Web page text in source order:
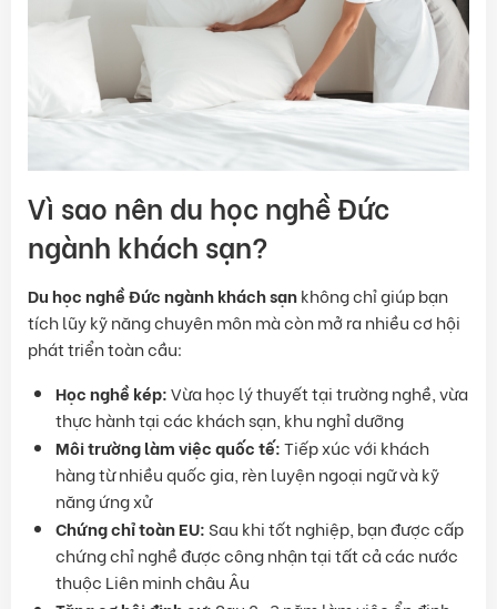
Vì sao nên du học nghề Đức
ngành khách sạn?
Du học nghề Đức ngành khách sạnkhông chỉ giúp bạn
tích lũy kỹ năng chuyên môn mà còn mở ra nhiều cơ hội
phát triển toàn cầu:
Học nghề kép:Vừa học lý thuyết tại trường nghề, vừa
thực hành tại các khách sạn, khu nghỉ dưỡng
Môi trường làm việc quốc tế:Tiếp xúc với khách
hàng từ nhiều quốc gia, rèn luyện ngoại ngữ và kỹ
năng ứng xử
Chứng chỉ toàn EU: Sau khi tốt nghiệp, bạn được cấp
chứng chỉ nghề được công nhận tại tất cả các nước
thuộc Liên minh châu Âu